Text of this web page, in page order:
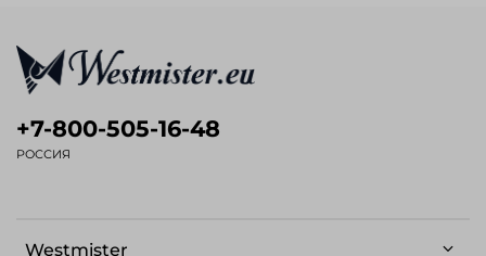
Westmister
+7-800-505-16-48
РОССИЯ